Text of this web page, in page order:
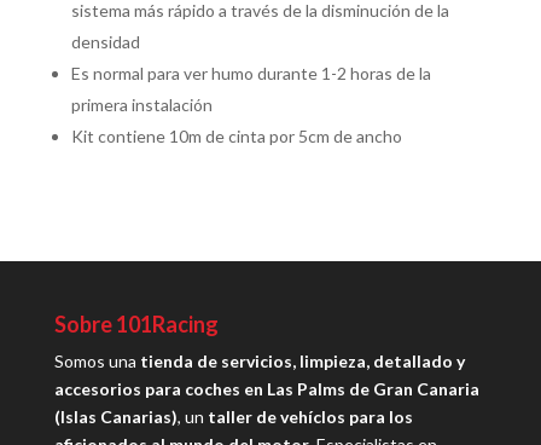
sistema más rápido a través de la disminución de la
densidad
Es normal para ver humo durante 1-2 horas de la
primera instalación
Kit contiene 10m de cinta por 5cm de ancho
Sobre 101Racing
Somos una tienda de servicios, limpieza, detallado y
accesorios para coches en Las Palms de Gran Canaria
(Islas Canarias), un taller de vehíclos para los